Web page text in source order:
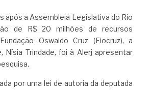
após a Assembleia Legislativa do Rio
de R$ 20 milhões de recursos
Oswaldo Cruz (Fiocruz), a
Nísia Trindade, foi à Alerj apresentar
por uma lei de autoria da deputada